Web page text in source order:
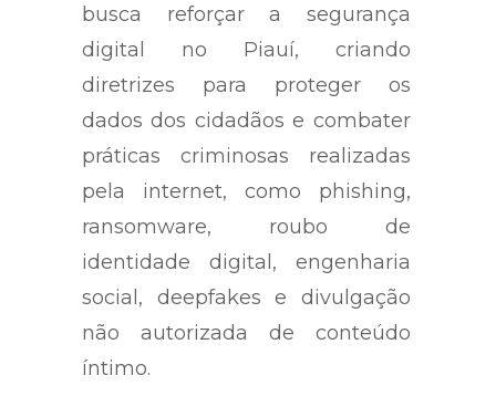
busca reforçar a segurança
digital no Piauí, criando
diretrizes para proteger os
dados dos cidadãos e combater
práticas criminosas realizadas
pela internet, como phishing,
ransomware, roubo de
identidade digital, engenharia
social, deepfakes e divulgação
não autorizada de conteúdo
íntimo.